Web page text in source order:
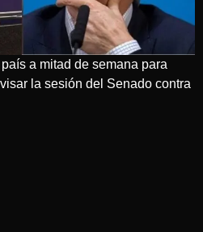
a mitad de semana para
la sesión del Senado contra